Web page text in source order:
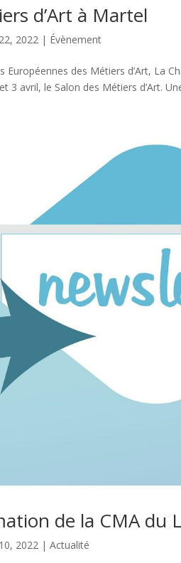
d’Art à Martel
2022 | Évènement
Européennes des Métiers d’Art, La
3 avril, le Salon des Métiers d’Art.
de la CMA du
2022 |Actualité